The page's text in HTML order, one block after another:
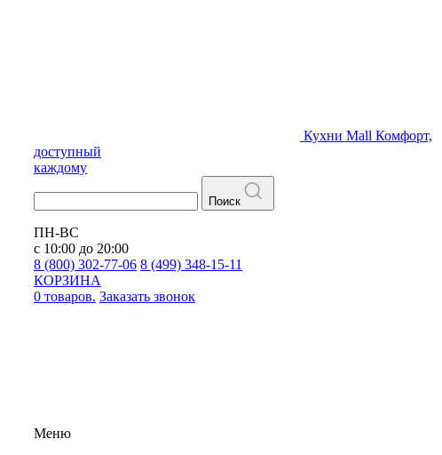
Кухни Mall Комфорт,
доступный
каждому
Поиск
ПН-ВС
с 10:00 до 20:00
8 (800) 302-77-06 8 (499) 348-15-11
КОРЗИНА
0 товаров. Заказать звонок
Меню